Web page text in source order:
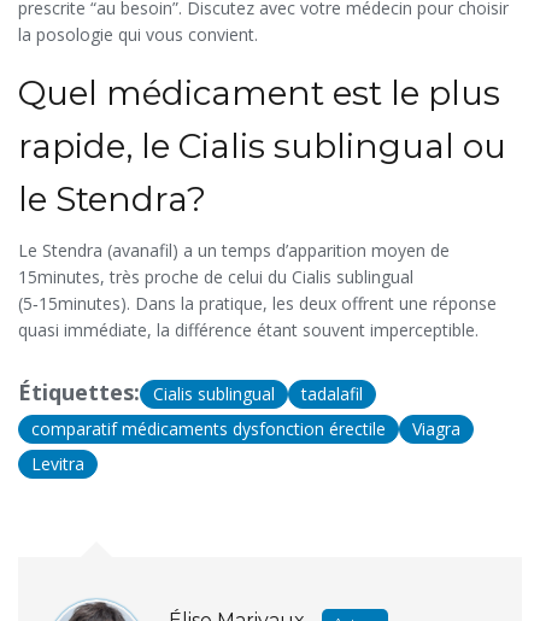
prescrite “au besoin”. Discutez avec votre médecin pour choisir
la posologie qui vous convient.
Quel médicament est le plus
rapide, le Cialis sublingual ou
le Stendra?
Le Stendra (avanafil) a un temps d’apparition moyen de
15minutes, très proche de celui du Cialis sublingual
(5‑15minutes). Dans la pratique, les deux offrent une réponse
quasi immédiate, la différence étant souvent imperceptible.
Étiquettes: Cialis sublingual
tadalafil
comparatif médicaments dysfonction érectile
Viagra
Levitra